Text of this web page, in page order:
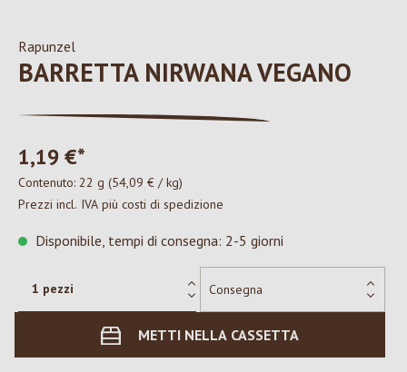
Rapunzel
BARRETTA NIRWANA VEGANO
1,19 €*
Contenuto: 22 g (54,09 € / kg)
Prezzi incl. IVA più costi di spedizione
Disponibile, tempi di consegna: 2-5 giorni
METTI NELLA CASSETTA